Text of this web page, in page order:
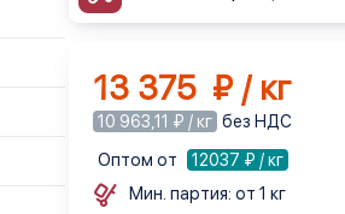
13 375 ₽ / кг
10 963,11 ₽ / кг без НДС
Оптом от
12037 ₽ / кг
Мин. партия: от 1 кг